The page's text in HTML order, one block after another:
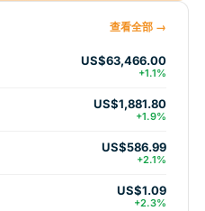
查看全部 →
US$63,466.00
+1.1%
US$1,881.80
+1.9%
US$586.99
+2.1%
US$1.09
+2.3%